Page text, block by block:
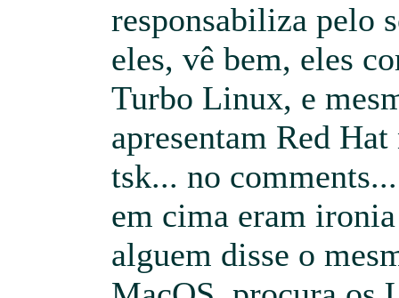
responsabiliza pelo
eles, vê bem, eles
Turbo Linux, e
apresentam Red
tsk... no
em cima eram
alguem disse o